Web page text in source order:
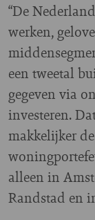
“De
werken,
een tweetal
gegeven via
investeren.
makkelijker
alleen in
Randstad en